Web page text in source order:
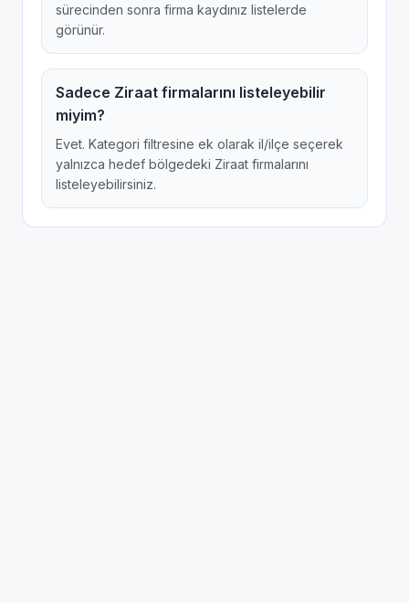
sürecinden sonra firma kaydınız listelerde
görünür.
Sadece Ziraat firmalarını listeleyebilir
miyim?
Evet. Kategori filtresine ek olarak il/ilçe seçerek
yalnızca hedef bölgedeki Ziraat firmalarını
listeleyebilirsiniz.